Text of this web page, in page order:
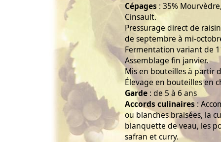
Cépages : 35%
Cinsault.
Pressurage direct de
de septembre à mi-
Fermentation variant de
Assemblage fin janvier.
Mis en bouteilles à partir
Élevage en bouteilles en
Garde : de 5 à 6 ans
Accords culinaires :
ou blanches braisées, la
blanquette de veau, les
safran et curry.